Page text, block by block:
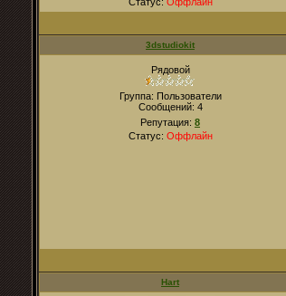
3dstudiokit
Рядовой
Группа: Пользователи
Сообщений: 4
Репутация: 8
Статус: Оффлайн
Hart